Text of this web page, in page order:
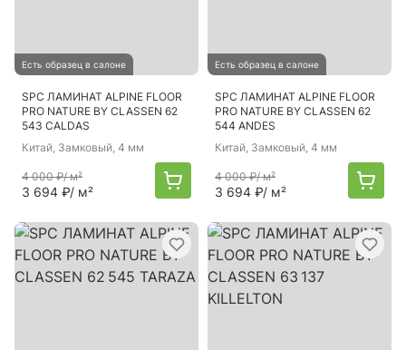
Есть образец в салоне
SPC ЛАМИНАТ ALPINE FLOOR
PRO NATURE BY CLASSEN 62
543 CALDAS
Китай, Замковый, 4 мм
4 000 ₽/ м²
3 694 ₽/ м²
Есть образец в салоне
SPC ЛАМИНАТ ALPINE FLOOR
PRO NATURE BY CLASSEN 62
544 ANDES
Китай, Замковый, 4 мм
4 000 ₽/ м²
3 694 ₽/ м²